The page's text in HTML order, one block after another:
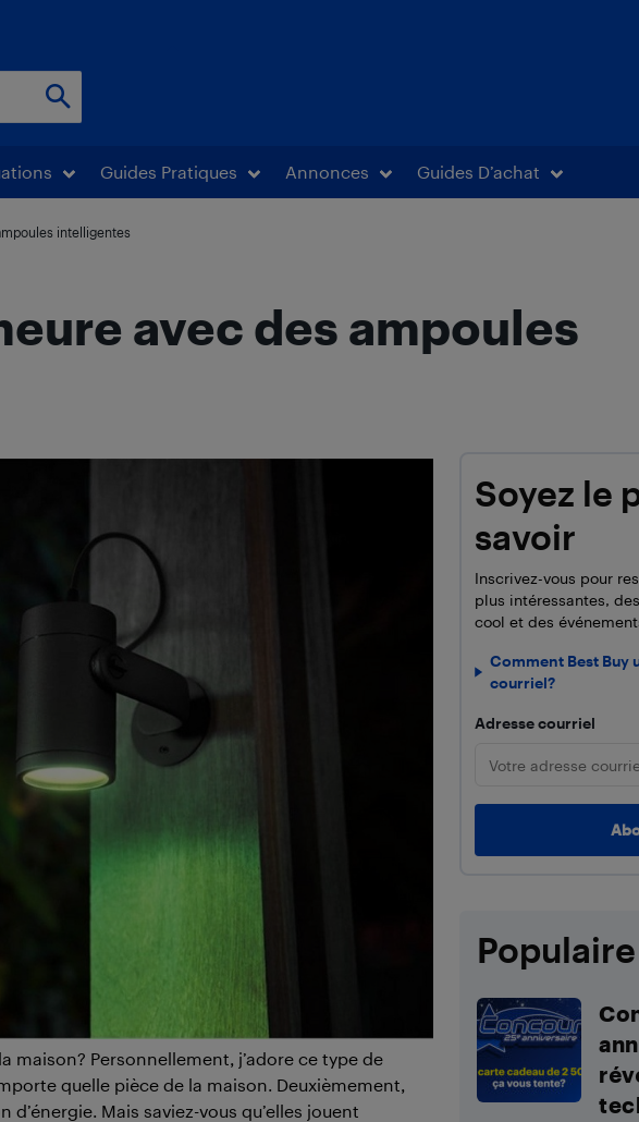
Guides Pratiques Annonces Guides D’achat
intelligentes
avec des ampoules
maison? Personnellement, j’adore ce type de
quelle pièce de la maison. Deuxièmement,
Mais saviez-vous qu’elles jouent
Soyez le
savoir
Inscrivez-vous pour
plus intéressantes,
cool et des
Comment Best Buy
courriel?
Adresse courriel
Populaire